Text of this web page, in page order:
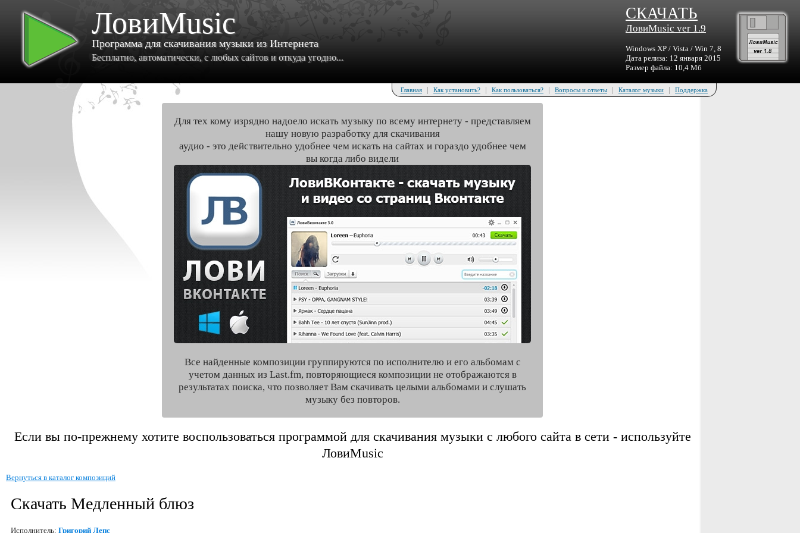
ЛовиMusic
Программа для скачивания музыки из Интернета
Бесплатно, автоматически, с любых сайтов и откуда угодно...
СКАЧАТЬ
ЛовиMusic ver 1.9
Windows XP / Vista / Win 7, 8
Дата релиза: 12 января 2015
Размер файла: 10,4 Мб
Главная | Как установить? | Как пользоваться? | Вопросы и ответы | Каталог музыки | Поддержка
Для тех кому изрядно надоело искать музыку по всему интернету - представляем
нашу новую разработку для скачивания
аудио - это действительно удобнее чем искать на сайтах и гораздо удобнее чем
вы когда либо видели
Все найденные композиции группируются по исполнителю и его альбомам с
учетом данных из Last.fm, повторяющиеся композиции не отображаются в
результатах поиска, что позволяет Вам скачивать целыми альбомами и слушать
музыку без повторов.
Если вы по-прежнему хотите воспользоваться программой для скачивания музыки с любого сайта в сети - используйте
ЛовиMusic
Вернуться в каталог композиций
Скачать Медленный блюз
Исполнитель: Григорий Лепс